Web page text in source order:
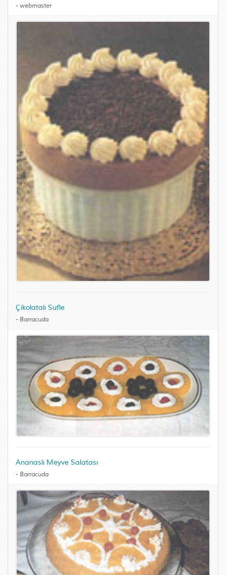
- webmaster
Çikolatalı Sufle
- Barracuda
Ananaslı Meyve Salatası
- Barracuda